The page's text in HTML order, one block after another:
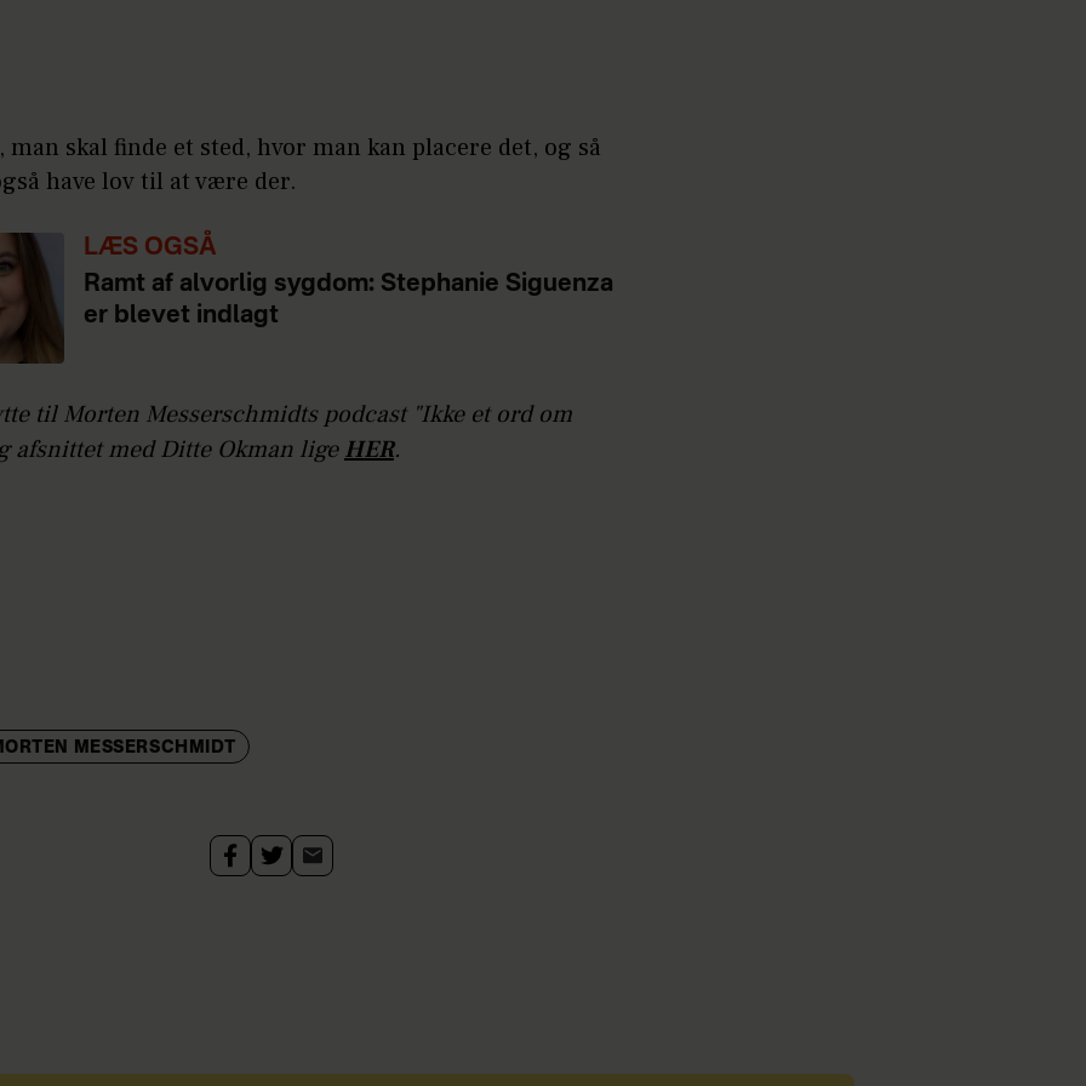
man skal finde et sted, hvor man kan placere det, og så
have lov til at være der.
LÆS OGSÅ
Ramt af alvorlig sygdom: Stephanie Siguenza
er blevet indlagt
til Morten Messerschmidts podcast "Ikke et ord om
afsnittet med Ditte Okman ligeHER.
MESSERSCHMIDT